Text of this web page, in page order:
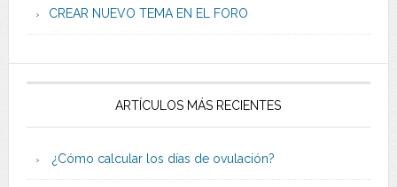
CREAR NUEVO TEMA EN EL FORO
ARTÍCULOS MÁS RECIENTES
¿Cómo calcular los días de ovulación?